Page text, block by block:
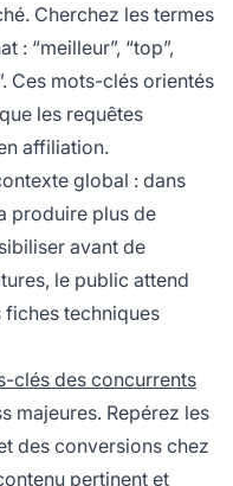
Cherchez les termes
: “meilleur”, “top”,
Ces mots-clés orientés
les requêtes
affiliation.
global : dans
produire plus de
avant de
le public attend
techniques
clés des concurrents
majeures. Repérez les
des conversions chez
pertinent et